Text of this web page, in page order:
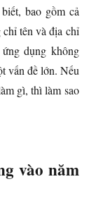
bao gồm cả
tên và địa chỉ
dụng không
vấn đề lớn. Nếu
gì, thì làm sao
vào năm